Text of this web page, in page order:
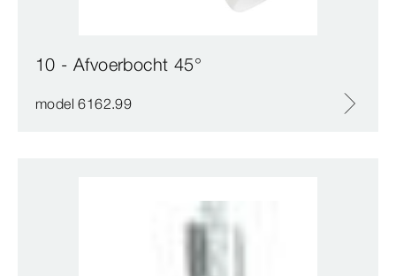
10 - Afvoerbocht 45°
model 6162.99